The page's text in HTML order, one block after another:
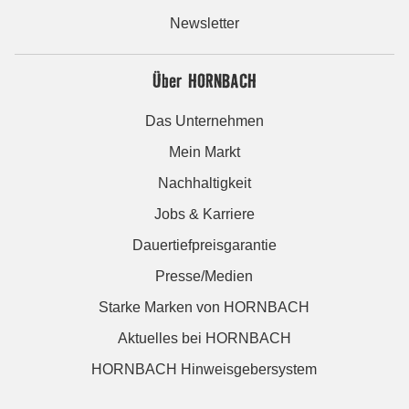
Newsletter
Über HORNBACH
Das Unternehmen
Mein Markt
Nachhaltigkeit
Jobs & Karriere
Dauertiefpreisgarantie
Presse/Medien
Starke Marken von HORNBACH
Aktuelles bei HORNBACH
HORNBACH Hinweisgebersystem